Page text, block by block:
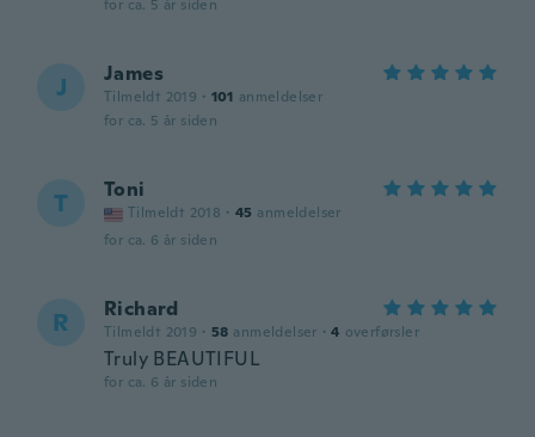
for ca. 5 år siden
J James
Tilmeldt 2019 · 101 anmeldelser
for ca. 5 år siden
T Toni
Tilmeldt 2018 · 45 anmeldelser
for ca. 6 år siden
R Richard
Tilmeldt 2019 · 58 anmeldelser · 4 overførsler
Truly BEAUTIFUL
for ca. 6 år siden